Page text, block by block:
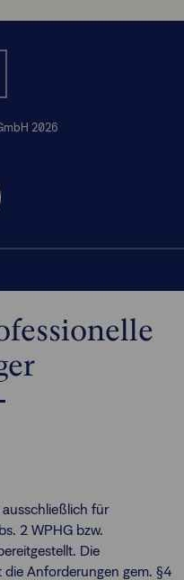
2026
für
2 WPHG bzw.
Die
Anforderungen gem. §4